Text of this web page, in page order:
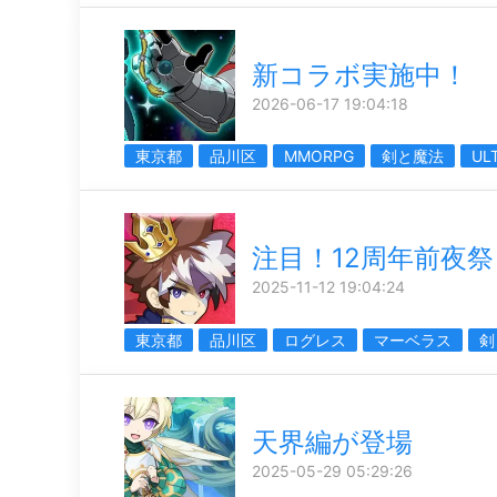
新コラボ実施中！
2026-06-17 19:04:18
東京都 品川区 MMORPG 剣と魔法
注目！12周年前夜祭
2025-11-12 19:04:24
東京都 品川区 ログレス マーベラス
天界編が登場
2025-05-29 05:29:26